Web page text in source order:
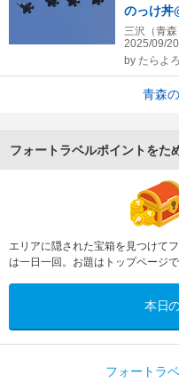
のっけ丼
三沢（青森
2025/09/
by たらよ
青森
フォートラベルポイントをた
エリアに隠された宝箱を見つけて
は一日一回。お題はトップページで
本日
フォートラ